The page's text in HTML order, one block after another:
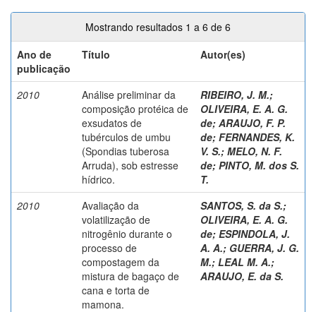
Mostrando resultados 1 a 6 de 6
Ano de
publicação
Título Autor(es)
2010
Análise preliminar da
composição protéica de
exsudatos de
tubérculos de umbu
(Spondias tuberosa
Arruda), sob estresse
hídrico.
RIBEIRO, J. M.;
OLIVEIRA, E. A. G.
de; ARAUJO, F. P.
de; FERNANDES, K.
V. S.; MELO, N. F.
de; PINTO, M. dos S.
T.
2010
Avaliação da
volatilização de
nitrogênio durante o
processo de
compostagem da
mistura de bagaço de
cana e torta de
mamona.
SANTOS, S. da S.;
OLIVEIRA, E. A. G.
de; ESPINDOLA, J.
A. A.; GUERRA, J. G.
M.; LEAL M. A.;
ARAUJO, E. da S.